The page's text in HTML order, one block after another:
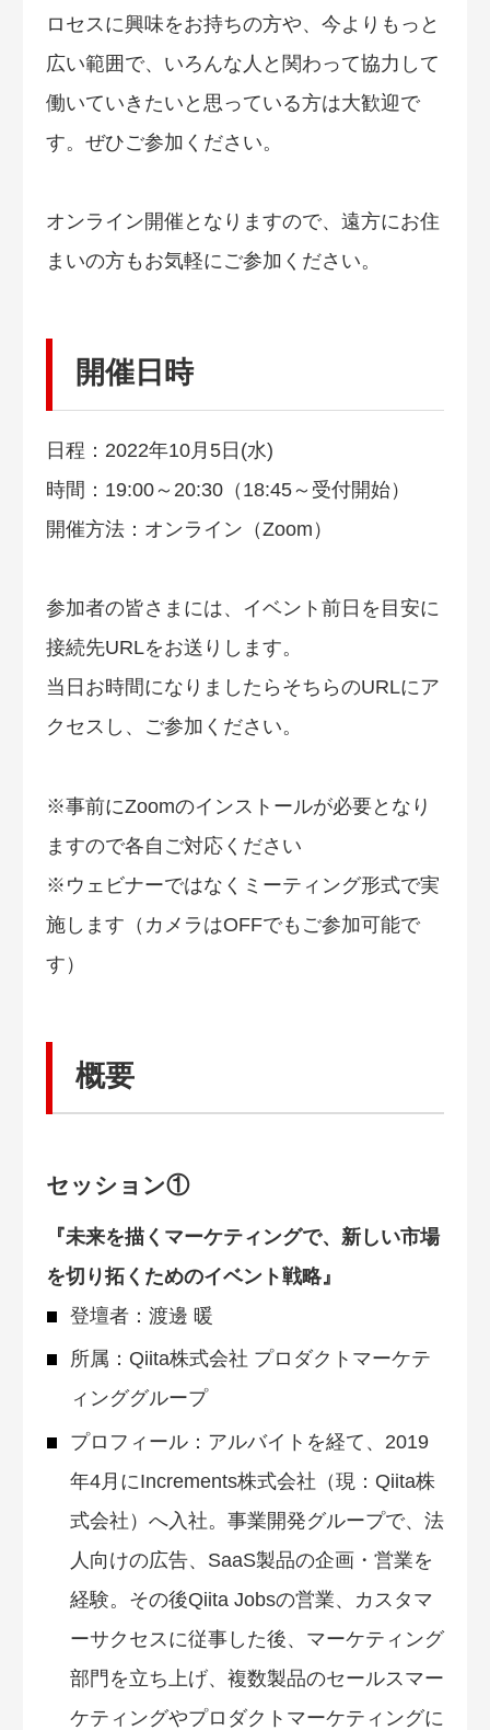
ロセスに興味をお持ちの方や、今よりもっと
広い範囲で、いろんな人と関わって協力して
働いていきたいと思っている方は大歓迎で
す。ぜひご参加ください。
オンライン開催となりますので、遠方にお住
まいの方もお気軽にご参加ください。
開催日時
日程：2022年10月5日(水)
時間：19:00～20:30（18:45～受付開始）
開催方法：オンライン（Zoom）
参加者の皆さまには、イベント前日を目安に
接続先URLをお送りします。
当日お時間になりましたらそちらのURLにア
クセスし、ご参加ください。
※事前にZoomのインストールが必要となり
ますので各自ご対応ください
※ウェビナーではなくミーティング形式で実
施します（カメラはOFFでもご参加可能で
す）
概要
セッション①
『未来を描くマーケティングで、新しい市場
を切り拓くためのイベント戦略』
登壇者：渡邊 暖
所属：Qiita株式会社 プロダクトマーケテ
ィンググループ
プロフィール：アルバイトを経て、2019
年4月にIncrements株式会社（現：Qiita株
式会社）へ入社。事業開発グループで、法
人向けの広告、SaaS製品の企画・営業を
経験。その後Qiita Jobsの営業、カスタマ
ーサクセスに従事した後、マーケティング
部門を立ち上げ、複数製品のセールスマー
ケティングやプロダクトマーケティングに